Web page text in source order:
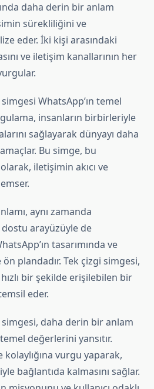
daha derin bir anlam
sürekliliğini ve
eder. İki kişi arasındaki
ve iletişim kanallarının her
WhatsApp’ın temel
insanların birbirleriyle
sağlayarak dünyayı daha
Bu simge, bu
iletişimin akıcı ve
aynı zamanda
dostu arayüzüyle de
tasarımında ve
plandadır. Tek çizgi simgesi,
bir şekilde erişilebilen bir
eder.
simgesi, daha derin bir anlam
değerlerini yansıtır.
vurgu yaparak,
bağlantıda kalmasını sağlar.